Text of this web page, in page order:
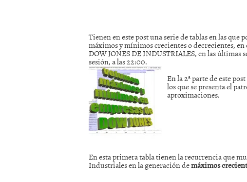
y a?n tienen recorrido adicional
CATALEJO SOBRE IBEX35.
alcanzar la zona de sobreventa
rebote interesante
Tienen en este post una serie de tablas en las
máximos y mínimos crecientes o decrecientes,
DOW JONES DE INDUSTRIALES, en las últimas
sesión, a las 22:00.
En la 2ª parte de este
los que se presenta el
aproximaciones.
En esta primera tabla tienen la recurrencia que
Industriales en la generación demáximos